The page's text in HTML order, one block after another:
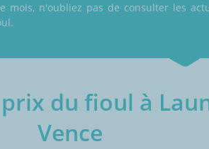
mois, n'oubliez pas de consulter les
du fioul à
Vence